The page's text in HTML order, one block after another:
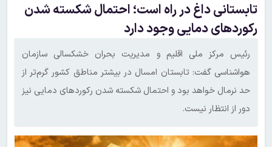
تابستانی داغ در راه است؛ احتمال شکسته شدن
رکوردهای دمایی وجود دارد
رئیس مرکز ملی اقلیم و مدیریت بحران خشکسالی سازمان
هواشناسی گفت: تابستان امسال در بیشتر مناطق کشور گرم‌تر از
حد نرمال خواهد بود و احتمال شکسته شدن رکوردهای دمایی نیز
دور از انتظار نیست.